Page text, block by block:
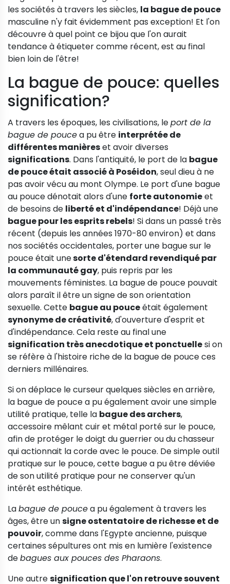
les sociétés à travers les siècles, la bague de pouce
masculine n'y fait évidemment pas exception! Et l'on
découvre à quel point ce bijou que l'on aurait
tendance à étiqueter comme récent, est au final
bien loin de l'être!
La bague de pouce: quelles
signification?
A travers les époques, les civilisations, leport de la
bague de poucea pu être interprétée de
différentes manièreset avoir diverses
significations. Dans l'antiquité, le port de la bague
de pouce était associé à Poséidon, seul dieu à ne
pas avoir vécu au mont Olympe. Le port d'une bague
au pouce dénotait alors d'une forte autonomieet
de besoins de liberté et d'indépendance! Déjà une
bague pour les esprits rebels! Si dans un passé très
récent (depuis les années 1970-80 environ) et dans
nos sociétés occidentales, porter une bague sur le
pouce était unesorte d'étendard revendiqué par
la communauté gay, puis repris par les
mouvements féministes. La bague de pouce pouvait
alors paraît il être un signe de son orientation
sexuelle. Cette bague au pouceétait également
synonyme de créativité, d'ouverture d'esprit et
d'indépendance. Cela reste au final une
signification très anecdotique et ponctuellesi on
se réfère à l'histoire riche de la bague de pouce ces
derniers millénaires.
Si on déplace le curseur quelques siècles en arrière,
la bague de pouce a pu également avoir une simple
utilité pratique, telle la bague des archers,
accessoire mêlant cuir et métal porté sur le pouce,
afin de protéger le doigt du guerrier ou du chasseur
qui actionnait la corde avec le pouce. De simple outil
pratique sur le pouce, cette bague a pu être déviée
de son utilité pratique pour ne conserver qu'un
intérêt esthétique.
Labague de poucea pu également à travers les
âges, être unsigne ostentatoire de richesse et de
pouvoir, comme dans l'Egypte ancienne, puisque
certaines sépultures ont mis en lumière l'existence
debagues aux pouces des Pharaons.
Une autresignification que l'on retrouve souvent